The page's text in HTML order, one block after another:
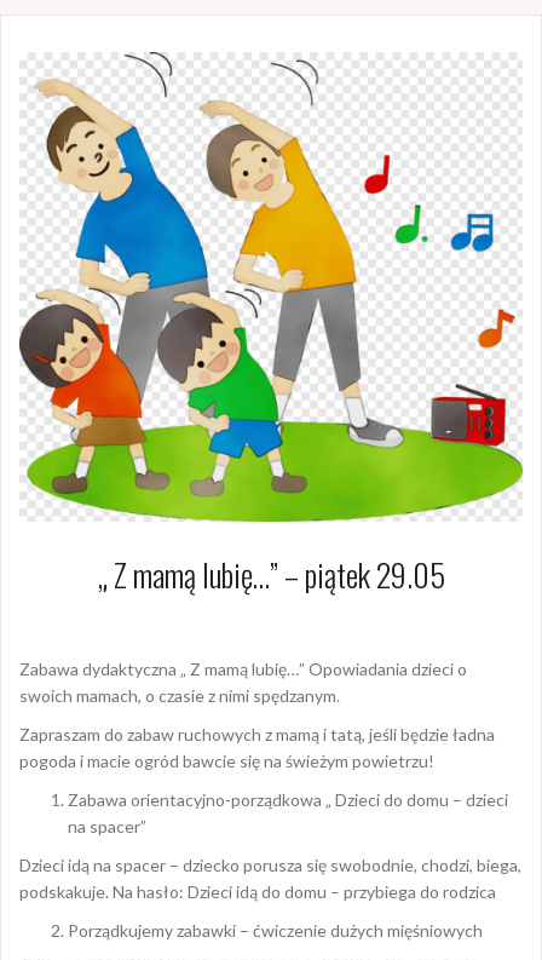
„ Z mamą lubię…” – piątek 29.05
Zabawa dydaktyczna „ Z mamą lubię…” Opowiadania dzieci o
swoich mamach, o czasie z nimi spędzanym.
Zapraszam do zabaw ruchowych z mamą i tatą, jeśli będzie ładna
pogoda i macie ogród bawcie się na świeżym powietrzu!
Zabawa orientacyjno-porządkowa „ Dzieci do domu – dzieci
na spacer”
Dzieci idą na spacer – dziecko porusza się swobodnie, chodzi, biega,
podskakuje. Na hasło: Dzieci idą do domu – przybiega do rodzica
Porządkujemy zabawki – ćwiczenie dużych mięśniowych